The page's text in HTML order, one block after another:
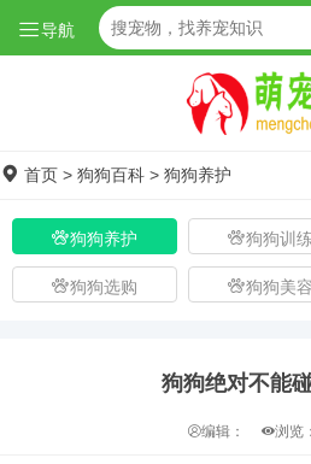
导航
首页 > 狗狗百科 > 狗狗养护
狗狗养护 狗狗训练
狗狗选购 狗狗美容
狗狗绝对不能
编辑： 浏览